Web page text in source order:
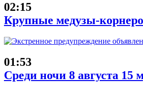
02:15
Крупные медузы-
01:53
Среди ночи 8 августа